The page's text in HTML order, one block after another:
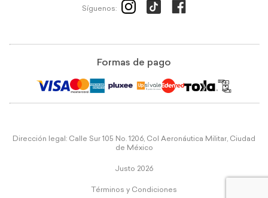
Síguenos:
Formas de pago
Dirección legal: Calle Sur 105 No. 1206, Col Aeronáutica Militar, Ciudad
de México
Justo 2026
Términos y Condiciones